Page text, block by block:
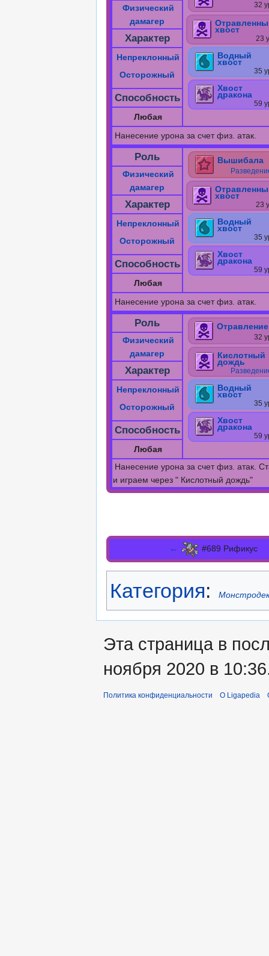
32
хвост
23
Водный
хвост
35
Хвост
дракона
59
Физический
дамагер
Характер
Непреклонный
Осторожный
Способность
Любая
Нанесение урона за счет физ. атак.
Роль Вышибала
хвост
23
Водный
хвост
35
Хвост
дракона
59
Физический
дамагер
Характер
Непреклонный
Осторожный
Способность
Любая
Нанесение урона за счет физ. атак.
Роль Отравление
32
Кислотный
дождь
Водный
хвост
35
Хвост
дракона
59
Физический
дамагер
Характер
Непреклонный
Осторожный
Способность
Любая
Нанесение урона за счет физ. атак.
и играем через " Кислотный дождь"
← #689 Рификус
Категория:
Эта страница в
ноября 2020 в
Политика конфиденциальности О Ligapedia